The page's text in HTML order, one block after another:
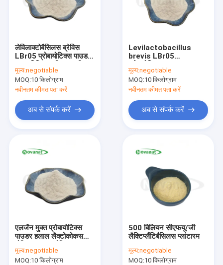
लेविलाक्टोबैसिलस ब्रेविस
LBr05 प्रोबायोटिक्स पाउडर
शाकाहारी/एलर्जी मुक्त/ग्लूटेन
मुक्त/दूध मुक्त
मूल्य:negotiable
MOQ:10 किलोग्राम
नवीनतम कीमत पता करें
अब से संपर्क करें
Levilactobacillus
brevis LBr05
शाकाहारी/एलर्जेन मुक्त/ग्लूटेन
मुक्त/दूध मुक्त
मूल्य:negotiable
MOQ:10 किलोग्राम
नवीनतम कीमत पता करें
अब से संपर्क करें
एलर्जेन मुक्त प्रोबायोटिक्स
पाउडर हलाल लैक्टोकोकस
बिलियन
मूल्य:negotiable
MOQ:10 किलोग्राम
500 बिलियन सीएफयू/जी
लैक्टिप्लैंटिबैसिलस प्लांटारम
मूल्य:negotiable
MOQ:10 किलोग्राम